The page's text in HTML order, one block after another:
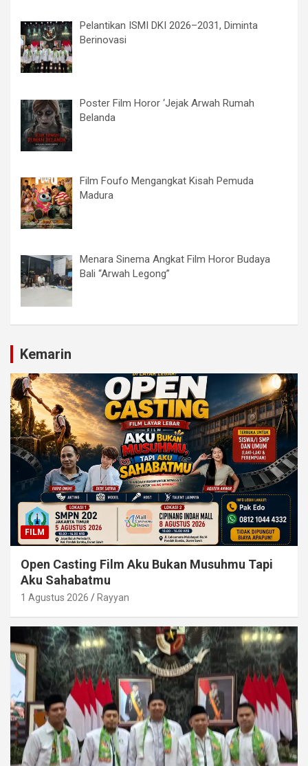
Pelantikan ISMI DKI 2026–2031, Diminta
Berinovasi
Poster Film Horor ‘Jejak Arwah Rumah
Belanda
Film Foufo Mengangkat Kisah Pemuda
Madura
Menara Sinema Angkat Film Horor Budaya
Bali “Arwah Legong”
Kemarin
FILM
Open Casting Film Aku Bukan Musuhmu Tapi
Aku Sahabatmu
1 Agustus 2026 Rayyan